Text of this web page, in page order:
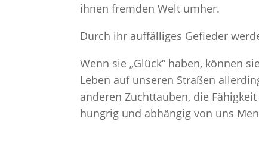
ihnen fremden Welt umher.
Durch ihr auffälliges Gefieder
Wenn sie „Glück“ haben, können
Leben auf unseren Straßen
anderen Zuchttauben, die
hungrig und abhängig von uns